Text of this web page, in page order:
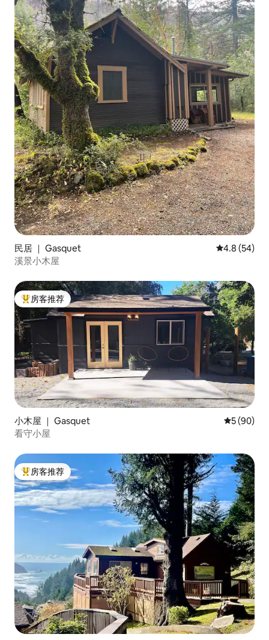
民居 ｜ Gasquet 平均评分
4.8 (54)
溪景小木屋
热门「房客推荐」
房客推荐
小木屋 ｜ Gasquet 平均评分
5 (90)
看守小屋
热门「房客推荐」
房客推荐